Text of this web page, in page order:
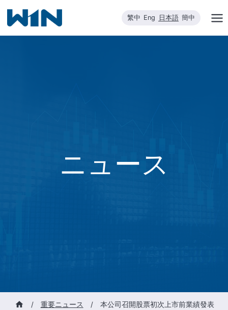
を
繁中 Eng 日本語 簡中
ニュース
/ 重要ニュース /
本公司召開股票初次上市前業績發表